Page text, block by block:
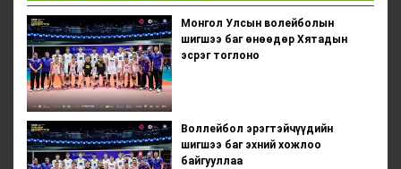
Монгол Улсын волейболын
шигшээ баг өнөөдөр Хятадын
эсрэг тоглоно
Воллейбол эрэгтэйчүүдийн
шигшээ баг эхний хожлоо
байгууллаа